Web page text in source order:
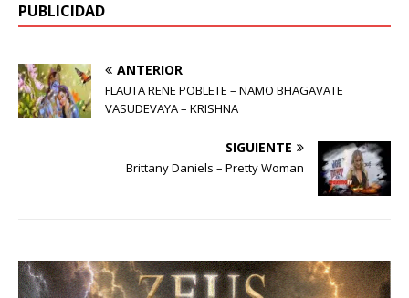
PUBLICIDAD
ANTERIOR
FLAUTA RENE POBLETE – NAMO BHAGAVATE
VASUDEVAYA – KRISHNA
SIGUIENTE
Brittany Daniels – Pretty Woman